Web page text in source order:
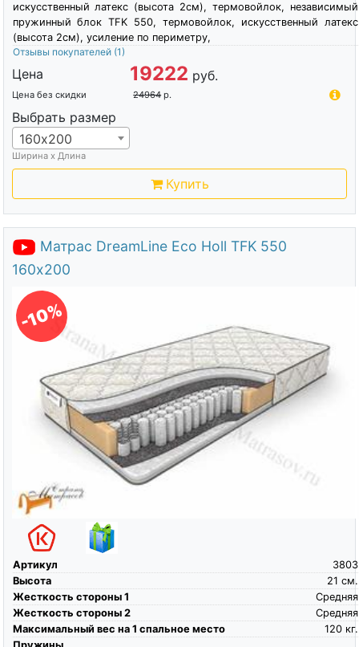
искусственный латекс (высота 2см), термовойлок, независимый
пружинный блок TFK 550, термовойлок, искусственный латекс
(высота 2см), усиление по периметру,
Отзывы покупателей (1)
Цена 19222 руб.
Цена без скидки 24964 р.
Выбрать размер
160х200
Ширина х Длина
Купить
Матрас DreamLine Eco Holl TFK 550
160х200
-10%
Артикул
3803
Высота
см.
21
Жесткость стороны 1
Средняя
Жесткость стороны 2
Средняя
Максимальный вес на 1 спальное место
кг.
120